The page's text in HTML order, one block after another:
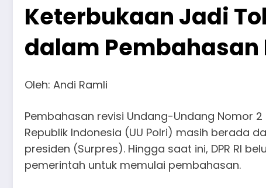
Keterbukaan Jadi
dalam Pembahasan
Oleh: Andi Ramli
Pembahasan revisi Undang-Undang Nomor
Republik Indonesia (UU Polri) masih berada
presiden (Surpres). Hingga saat ini, DPR RI
pemerintah untuk memulai pembahasan.